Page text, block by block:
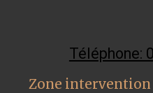
Téléphone:
Zone